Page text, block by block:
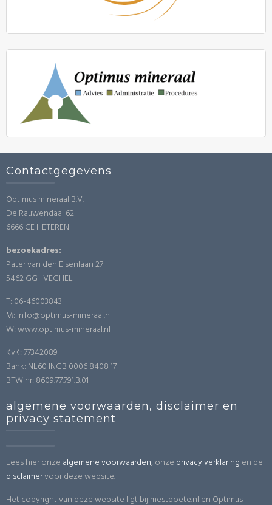
Contactgegevens
Optimus mineraal B.V.
De Rauwendaal 62
6666 CE HETEREN
bezoekadres:
Pater van den Elsenlaan 27
5462 GG VEGHEL
T: 06-46003843
M: info@optimus-mineraal.nl
W: www.optimus-mineraal.nl
KvK: 77342089
Bank: NL60 INGB 0006 8408 17
BTW nr: 8609.77.791.B.01
algemene voorwaarden, disclaimer en
privacy statement
Lees hier onze algemene voorwaarden, onze privacy verklaring en de
disclaimervoor deze website.
Het copyright van deze website ligt bij mestboete.nl en Optimus